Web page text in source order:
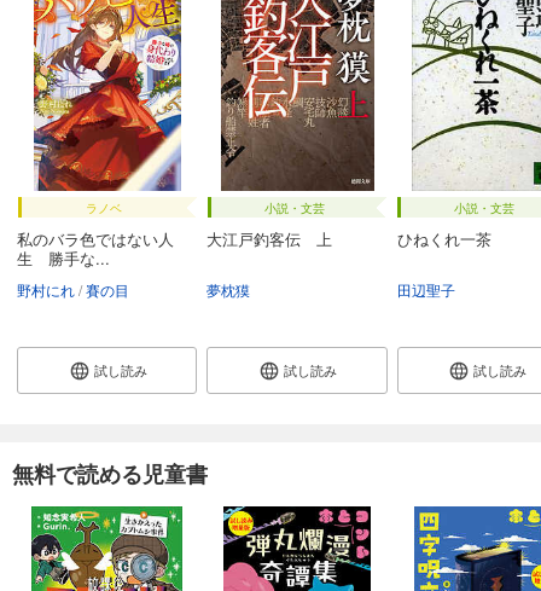
ラノベ
私のバラ色ではない人
生 勝手な...
野村にれ 賽の目
試し読み
小説・文芸
大江戸釣客伝 上
夢枕獏
試し読み
小説・文芸
ひねくれ一茶
田辺聖子
試し読み
無料で読める児童書